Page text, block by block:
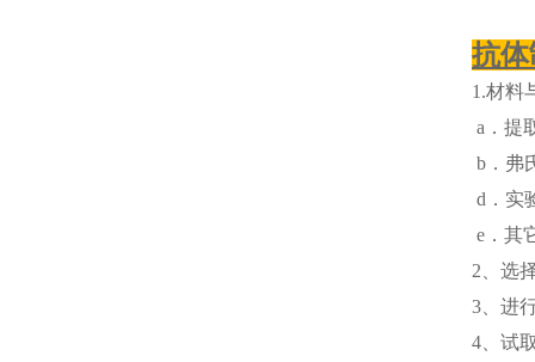
抗
1.材料
a．提
b．弗
d．实
e．其
2、选
3、进
4、试